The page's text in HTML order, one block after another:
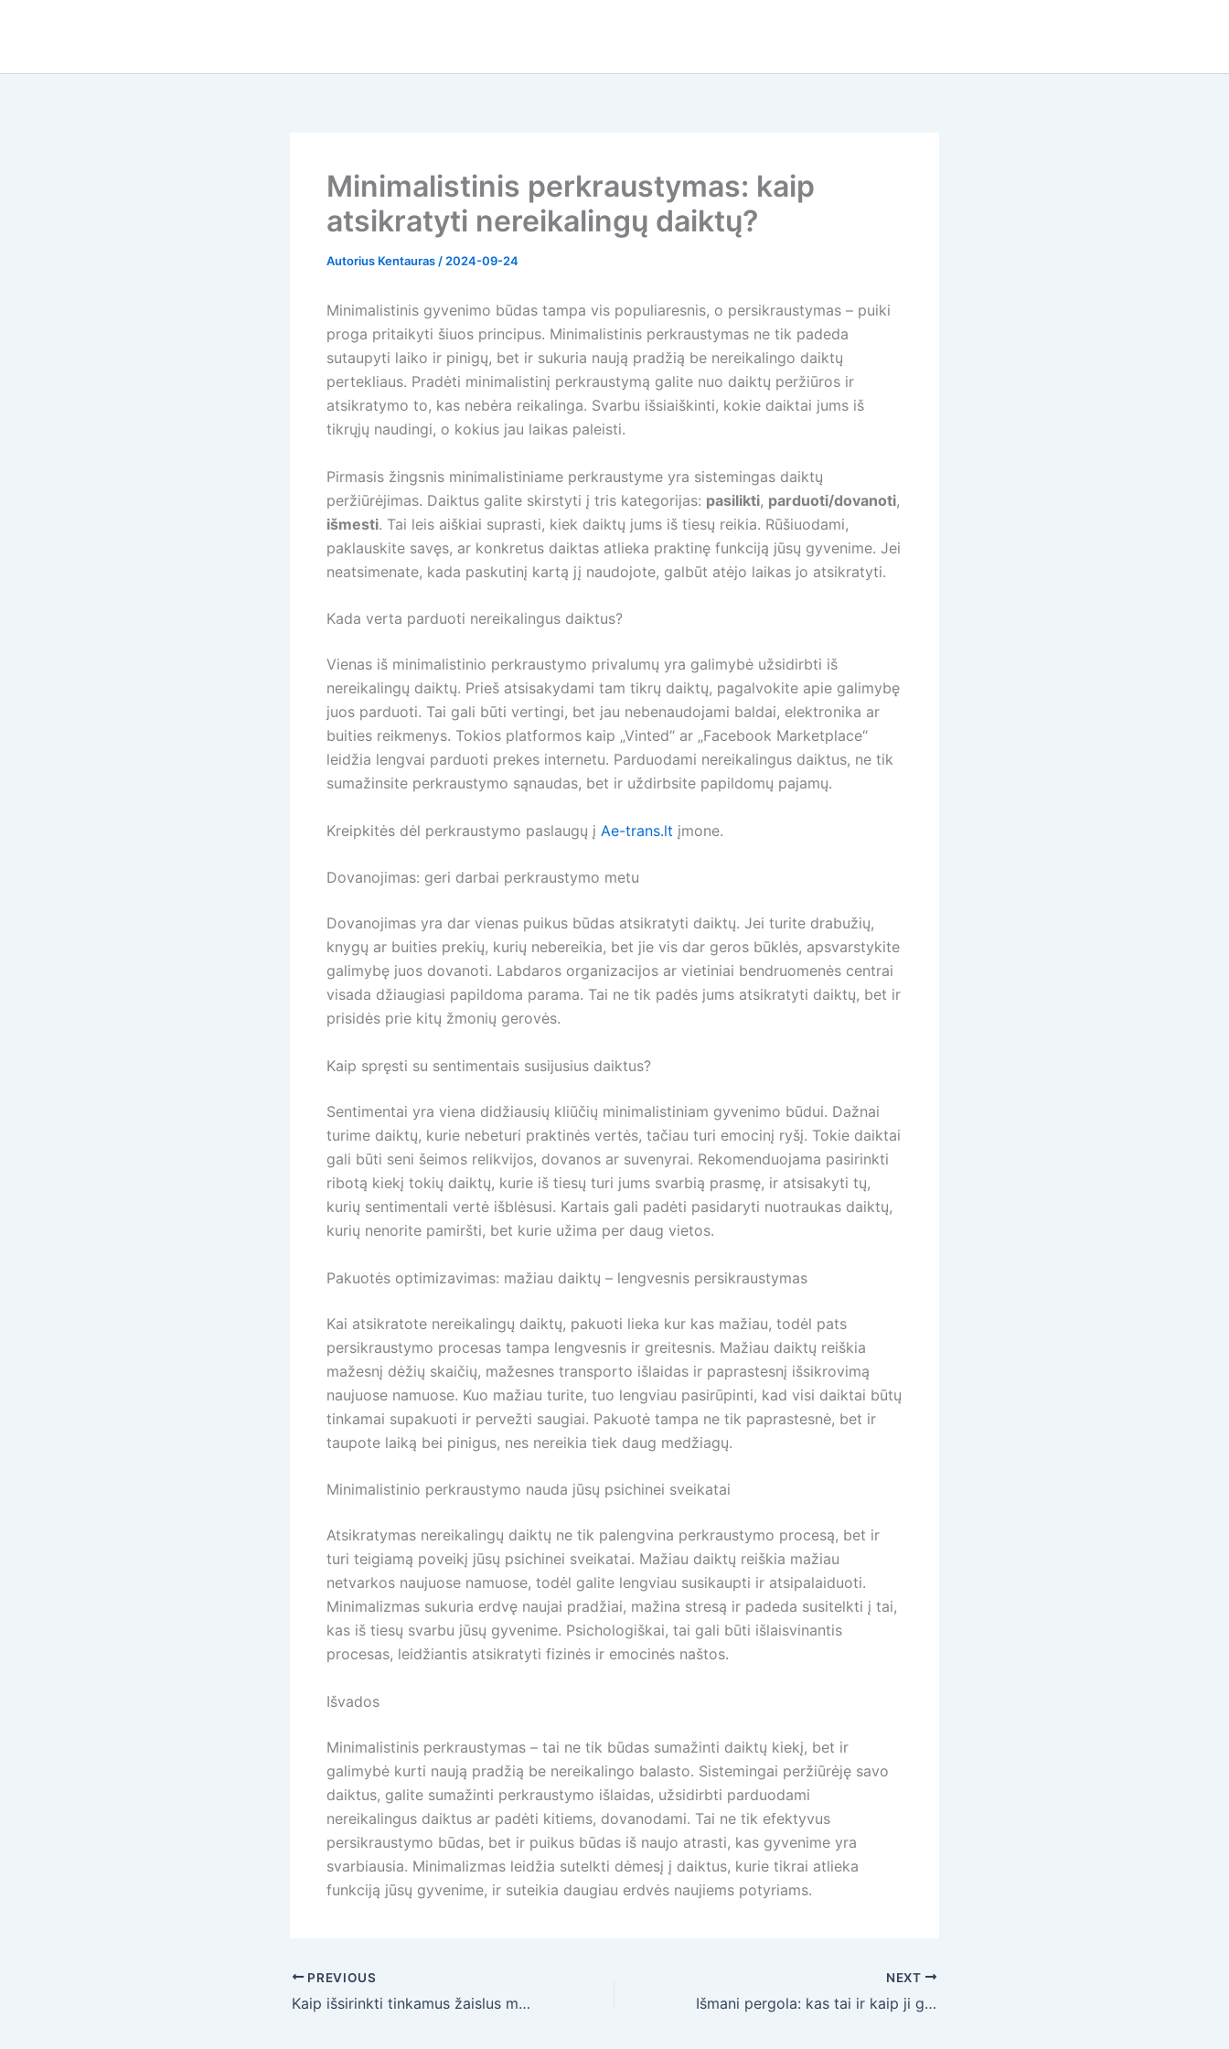
Minimalistinis perkraustymas: kaip
atsikratyti nereikalingų daiktų?
Autorius Kentauras / 2024-09-24
Minimalistinis gyvenimo būdas tampa vis populiaresnis, o persikraustymas – puiki
proga pritaikyti šiuos principus. Minimalistinis perkraustymas ne tik padeda
sutaupyti laiko ir pinigų, bet ir sukuria naują pradžią be nereikalingo daiktų
pertekliaus. Pradėti minimalistinį perkraustymą galite nuo daiktų peržiūros ir
atsikratymo to, kas nebėra reikalinga. Svarbu išsiaiškinti, kokie daiktai jums iš
tikrųjų naudingi, o kokius jau laikas paleisti.
Pirmasis žingsnis minimalistiniame perkraustyme yra sistemingas daiktų
peržiūrėjimas. Daiktus galite skirstyti į tris kategorijas: pasilikti, parduoti/dovanoti,
išmesti. Tai leis aiškiai suprasti, kiek daiktų jums iš tiesų reikia. Rūšiuodami,
paklauskite savęs, ar konkretus daiktas atlieka praktinę funkciją jūsų gyvenime. Jei
neatsimenate, kada paskutinį kartą jį naudojote, galbūt atėjo laikas jo atsikratyti.
Kada verta parduoti nereikalingus daiktus?
Vienas iš minimalistinio perkraustymo privalumų yra galimybė užsidirbti iš
nereikalingų daiktų. Prieš atsisakydami tam tikrų daiktų, pagalvokite apie galimybę
juos parduoti. Tai gali būti vertingi, bet jau nebenaudojami baldai, elektronika ar
buities reikmenys. Tokios platformos kaip „Vinted“ ar „Facebook Marketplace“
leidžia lengvai parduoti prekes internetu. Parduodami nereikalingus daiktus, ne tik
sumažinsite perkraustymo sąnaudas, bet ir uždirbsite papildomų pajamų.
Kreipkitės dėl perkraustymo paslaugų į Ae-trans.lt įmone.
Dovanojimas: geri darbai perkraustymo metu
Dovanojimas yra dar vienas puikus būdas atsikratyti daiktų. Jei turite drabužių,
knygų ar buities prekių, kurių nebereikia, bet jie vis dar geros būklės, apsvarstykite
galimybę juos dovanoti. Labdaros organizacijos ar vietiniai bendruomenės centrai
visada džiaugiasi papildoma parama. Tai ne tik padės jums atsikratyti daiktų, bet ir
prisidės prie kitų žmonių gerovės.
Kaip spręsti su sentimentais susijusius daiktus?
Sentimentai yra viena didžiausių kliūčių minimalistiniam gyvenimo būdui. Dažnai
turime daiktų, kurie nebeturi praktinės vertės, tačiau turi emocinį ryšį. Tokie daiktai
gali būti seni šeimos relikvijos, dovanos ar suvenyrai. Rekomenduojama pasirinkti
ribotą kiekį tokių daiktų, kurie iš tiesų turi jums svarbią prasmę, ir atsisakyti tų,
kurių sentimentali vertė išblėsusi. Kartais gali padėti pasidaryti nuotraukas daiktų,
kurių nenorite pamiršti, bet kurie užima per daug vietos.
Pakuotės optimizavimas: mažiau daiktų – lengvesnis persikraustymas
Kai atsikratote nereikalingų daiktų, pakuoti lieka kur kas mažiau, todėl pats
persikraustymo procesas tampa lengvesnis ir greitesnis. Mažiau daiktų reiškia
mažesnį dėžių skaičių, mažesnes transporto išlaidas ir paprastesnį išsikrovimą
naujuose namuose. Kuo mažiau turite, tuo lengviau pasirūpinti, kad visi daiktai būtų
tinkamai supakuoti ir pervežti saugiai. Pakuotė tampa ne tik paprastesnė, bet ir
taupote laiką bei pinigus, nes nereikia tiek daug medžiagų.
Minimalistinio perkraustymo nauda jūsų psichinei sveikatai
Atsikratymas nereikalingų daiktų ne tik palengvina perkraustymo procesą, bet ir
turi teigiamą poveikį jūsų psichinei sveikatai. Mažiau daiktų reiškia mažiau
netvarkos naujuose namuose, todėl galite lengviau susikaupti ir atsipalaiduoti.
Minimalizmas sukuria erdvę naujai pradžiai, mažina stresą ir padeda susitelkti į tai,
kas iš tiesų svarbu jūsų gyvenime. Psichologiškai, tai gali būti išlaisvinantis
procesas, leidžiantis atsikratyti fizinės ir emocinės naštos.
Išvados
Minimalistinis perkraustymas – tai ne tik būdas sumažinti daiktų kiekį, bet ir
galimybė kurti naują pradžią be nereikalingo balasto. Sistemingai peržiūrėję savo
daiktus, galite sumažinti perkraustymo išlaidas, užsidirbti parduodami
nereikalingus daiktus ar padėti kitiems, dovanodami. Tai ne tik efektyvus
persikraustymo būdas, bet ir puikus būdas iš naujo atrasti, kas gyvenime yra
svarbiausia. Minimalizmas leidžia sutelkti dėmesį į daiktus, kurie tikrai atlieka
funkciją jūsų gyvenime, ir suteikia daugiau erdvės naujiems potyriams.
PREVIOUS
Kaip išsirinkti tinkamus žaislus mergaitėms: vadovas tėvams
NEXT
Išmani pergola: kas tai ir kaip ji gali pagerinti jūsų lauko erdvę?